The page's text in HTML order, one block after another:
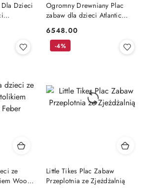
Dzieci
Ogromny Drewniany Plac
zabaw dla dzieci Atlantic
Cena:
6548.00
ze
Wood
Little Tikes Plac Zabaw
Przeplotnia ze Zjeżdżalnią
-4%